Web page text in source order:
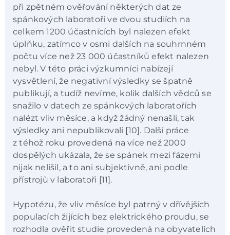
při zpětném ověřování některých dat ze
spánkových laboratoří ve dvou studiích na
celkem 1200 účastnících byl nalezen efekt
úplňku, zatímco v osmi dalších na souhrnném
počtu více než 23 000 účastníků efekt nalezen
nebyl. V této práci výzkumníci nabízejí
vysvětlení, že negativní výsledky se špatně
publikují, a tudíž nevíme, kolik dalších vědců se
snažilo v datech ze spánkových laboratořích
nalézt vliv měsíce, a když žádný nenašli, tak
výsledky ani nepublikovali [10]. Další práce
z téhož roku provedená na více než 2000
dospělých ukázala, že se spánek mezi fázemi
nijak nelišil, a to ani subjektivně, ani podle
přístrojů v laboratoři [11].
Hypotézu, že vliv měsíce byl patrný v dřívějších
populacích žijících bez elektrického proudu, se
rozhodla ověřit studie provedená na obyvatelích